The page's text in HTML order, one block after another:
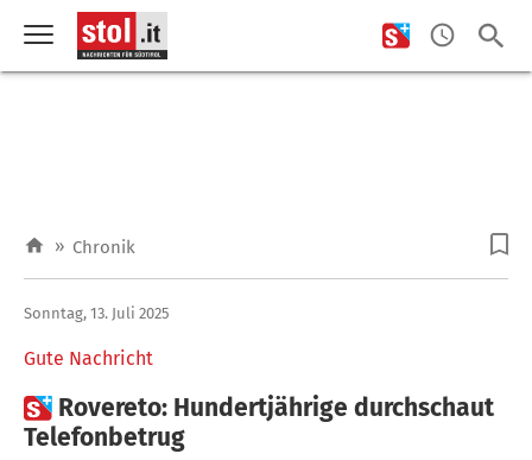
» Chronik
Gute Nachricht
Sonntag, 13. Juli 2025
 Rovereto: Hundertjährige durchschaut
Telefonbetrug